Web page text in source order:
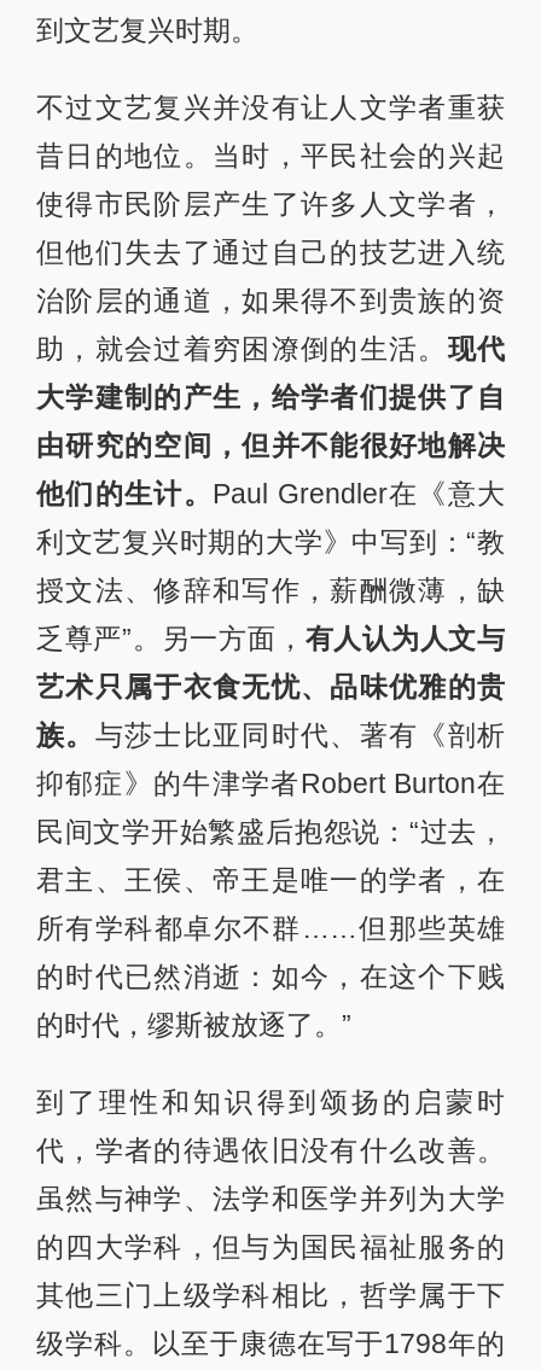
到文艺复兴时期。
不过文艺复兴并没有让人文学者重获
昔日的地位。当时，平民社会的兴起
使得市民阶层产生了许多人文学者，
但他们失去了通过自己的技艺进入统
治阶层的通道，如果得不到贵族的资
助，就会过着穷困潦倒的生活。现代
大学建制的产生，给学者们提供了自
由研究的空间，但并不能很好地解决
他们的生计。 Paul Grendler在《意大
利文艺复兴时期的大学》中写到：“教
授文法、修辞和写作，薪酬微薄，缺
乏尊严”。另一方面， 有人认为人文与
艺术只属于衣食无忧、品味优雅的贵
族。 与莎士比亚同时代、著有《剖析
抑郁症》的牛津学者Robert Burton在
民间文学开始繁盛后抱怨说：“过去，
君主、王侯、帝王是唯一的学者，在
所有学科都卓尔不群……但那些英雄
的时代已然消逝：如今，在这个下贱
的时代，缪斯被放逐了。”
到了理性和知识得到颂扬的启蒙时
代，学者的待遇依旧没有什么改善。
虽然与神学、法学和医学并列为大学
的四大学科，但与为国民福祉服务的
其他三门上级学科相比，哲学属于下
级学科。以至于康德在写于1798年的